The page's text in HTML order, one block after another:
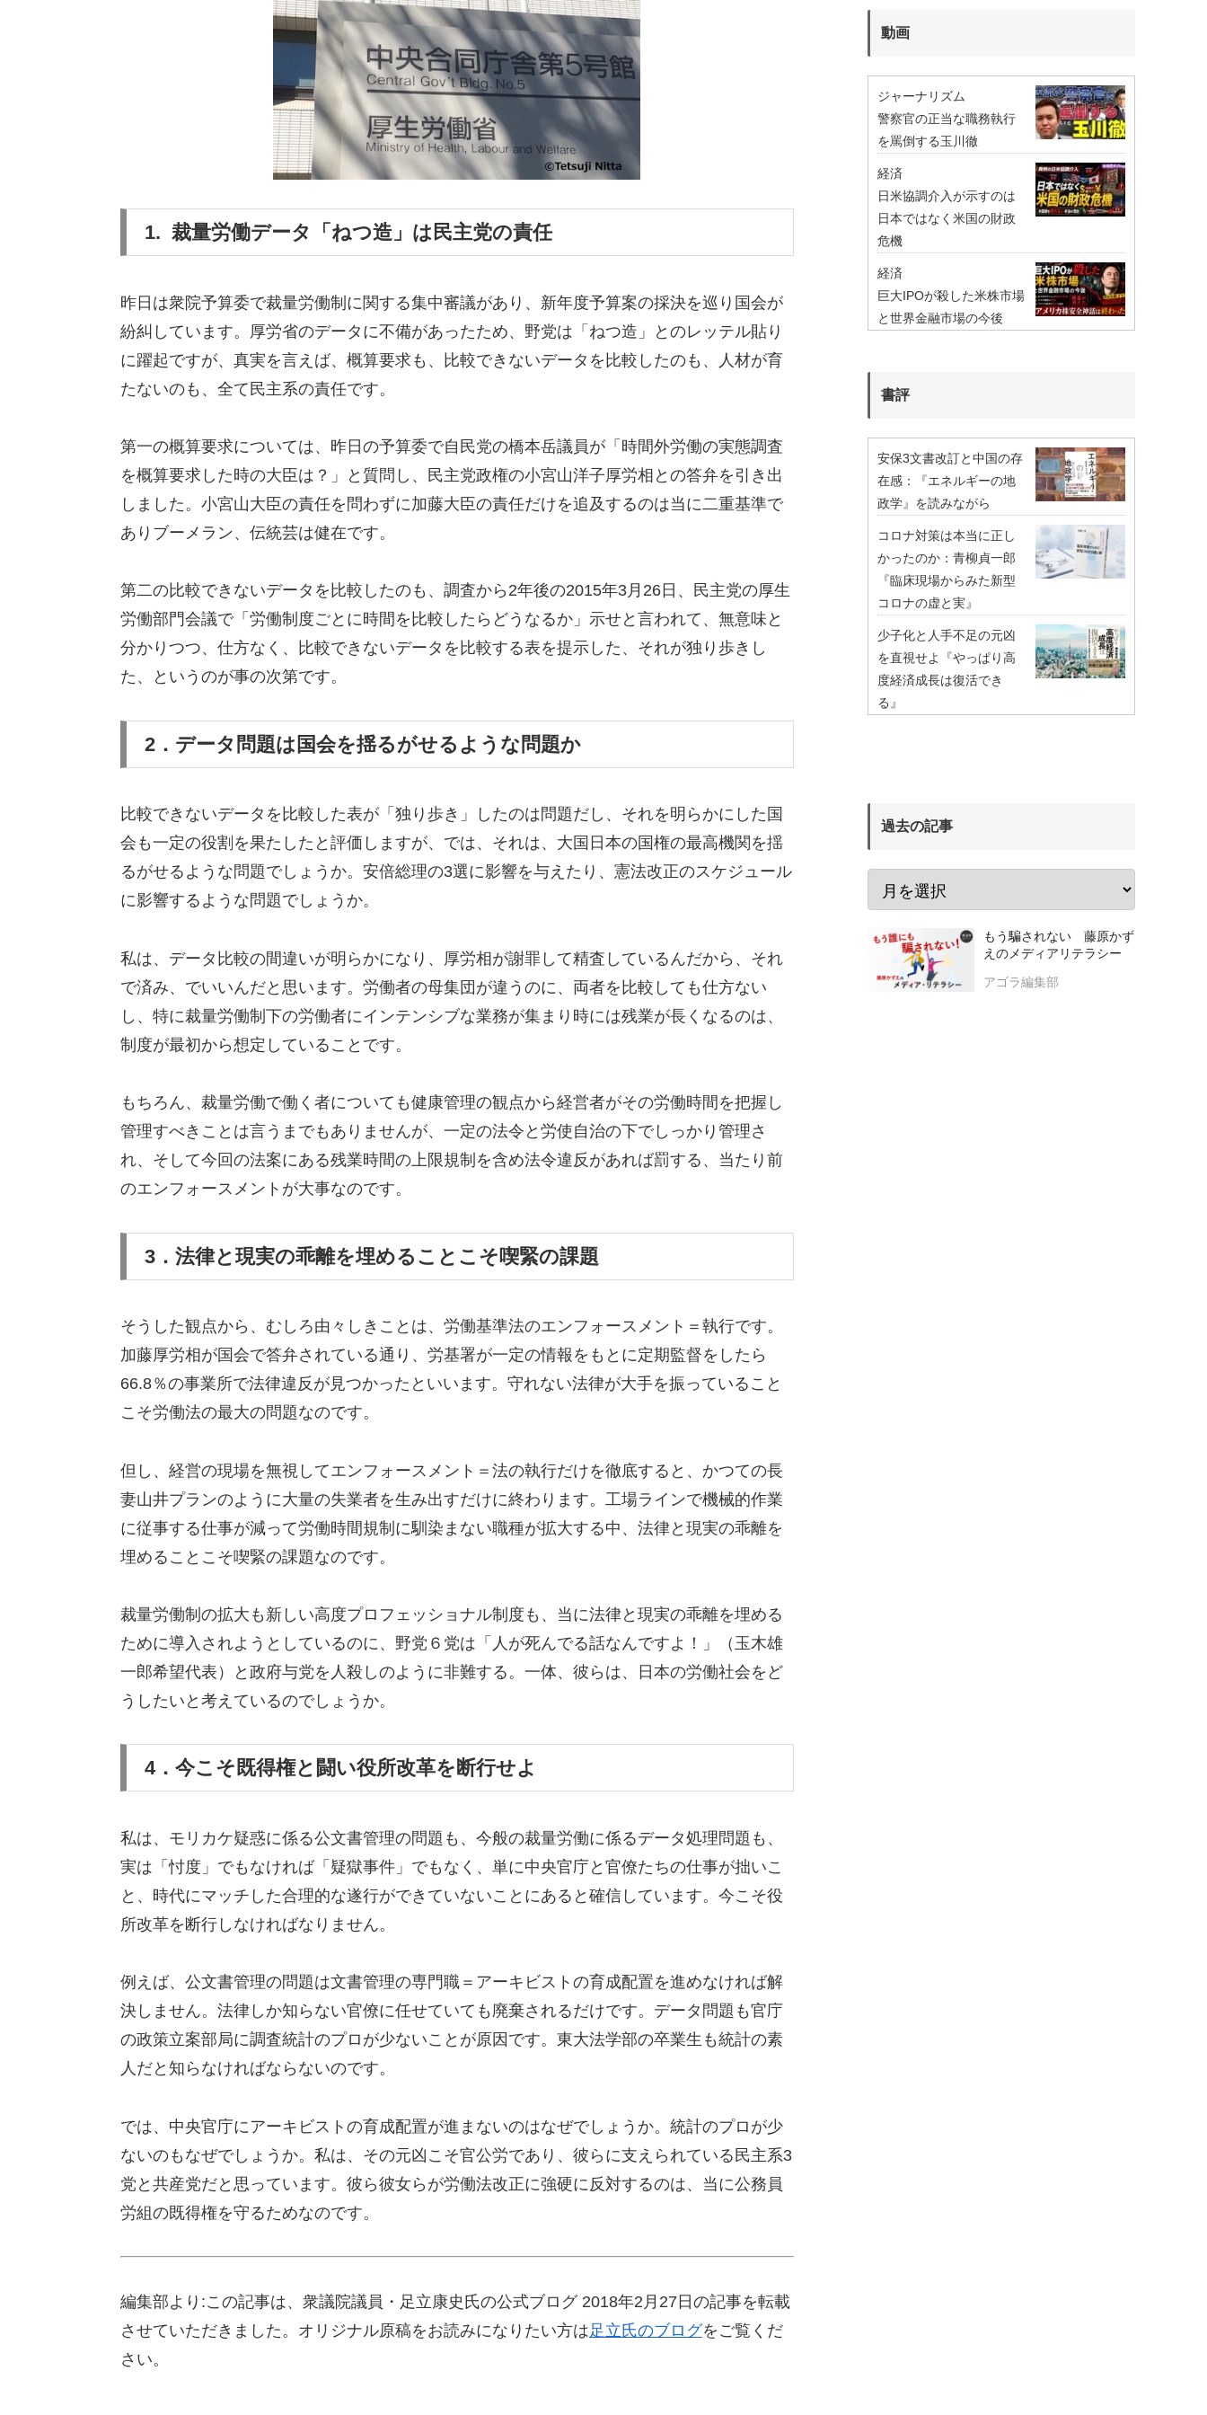
1. 裁量労働データ「ねつ造」は民主党の責任
昨日は衆院予算委で裁量労働制に関する集中審議があり、新年度予算案の採決を巡り国会が
紛糾しています。厚労省のデータに不備があったため、野党は「ねつ造」とのレッテル貼り
に躍起ですが、真実を言えば、概算要求も、比較できないデータを比較したのも、人材が育
たないのも、全て民主系の責任です。
第一の概算要求については、昨日の予算委で自民党の橋本岳議員が「時間外労働の実態調査
を概算要求した時の大臣は？」と質問し、民主党政権の小宮山洋子厚労相との答弁を引き出
しました。小宮山大臣の責任を問わずに加藤大臣の責任だけを追及するのは当に二重基準で
ありブーメラン、伝統芸は健在です。
第二の比較できないデータを比較したのも、調査から2年後の2015年3月26日、民主党の厚生
労働部門会議で「労働制度ごとに時間を比較したらどうなるか」示せと言われて、無意味と
分かりつつ、仕方なく、比較できないデータを比較する表を提示した、それが独り歩きし
た、というのが事の次第です。
2．データ問題は国会を揺るがせるような問題か
比較できないデータを比較した表が「独り歩き」したのは問題だし、それを明らかにした国
会も一定の役割を果たしたと評価しますが、では、それは、大国日本の国権の最高機関を揺
るがせるような問題でしょうか。安倍総理の3選に影響を与えたり、憲法改正のスケジュール
に影響するような問題でしょうか。
私は、データ比較の間違いが明らかになり、厚労相が謝罪して精査しているんだから、それ
で済み、でいいんだと思います。労働者の母集団が違うのに、両者を比較しても仕方ない
し、特に裁量労働制下の労働者にインテンシブな業務が集まり時には残業が長くなるのは、
制度が最初から想定していることです。
もちろん、裁量労働で働く者についても健康管理の観点から経営者がその労働時間を把握し
管理すべきことは言うまでもありませんが、一定の法令と労使自治の下でしっかり管理さ
れ、そして今回の法案にある残業時間の上限規制を含め法令違反があれば罰する、当たり前
のエンフォースメントが大事なのです。
3．法律と現実の乖離を埋めることこそ喫緊の課題
そうした観点から、むしろ由々しきことは、労働基準法のエンフォースメント＝執行です。
加藤厚労相が国会で答弁されている通り、労基署が一定の情報をもとに定期監督をしたら
66.8％の事業所で法律違反が見つかったといいます。守れない法律が大手を振っていること
こそ労働法の最大の問題なのです。
但し、経営の現場を無視してエンフォースメント＝法の執行だけを徹底すると、かつての長
妻山井プランのように大量の失業者を生み出すだけに終わります。工場ラインで機械的作業
に従事する仕事が減って労働時間規制に馴染まない職種が拡大する中、法律と現実の乖離を
埋めることこそ喫緊の課題なのです。
裁量労働制の拡大も新しい高度プロフェッショナル制度も、当に法律と現実の乖離を埋める
ために導入されようとしているのに、野党６党は「人が死んでる話なんですよ！」（玉木雄
一郎希望代表）と政府与党を人殺しのように非難する。一体、彼らは、日本の労働社会をど
うしたいと考えているのでしょうか。
4．今こそ既得権と闘い役所改革を断行せよ
私は、モリカケ疑惑に係る公文書管理の問題も、今般の裁量労働に係るデータ処理問題も、
実は「忖度」でもなければ「疑獄事件」でもなく、単に中央官庁と官僚たちの仕事が拙いこ
と、時代にマッチした合理的な遂行ができていないことにあると確信しています。今こそ役
所改革を断行しなければなりません。
例えば、公文書管理の問題は文書管理の専門職＝アーキビストの育成配置を進めなければ解
決しません。法律しか知らない官僚に任せていても廃棄されるだけです。データ問題も官庁
の政策立案部局に調査統計のプロが少ないことが原因です。東大法学部の卒業生も統計の素
人だと知らなければならないのです。
では、中央官庁にアーキビストの育成配置が進まないのはなぜでしょうか。統計のプロが少
ないのもなぜでしょうか。私は、その元凶こそ官公労であり、彼らに支えられている民主系3
党と共産党だと思っています。彼ら彼女らが労働法改正に強硬に反対するのは、当に公務員
労組の既得権を守るためなのです。
編集部より:この記事は、衆議院議員・足立康史氏の公式ブログ 2018年2月27日の記事を転載
させていただきました。オリジナル原稿をお読みになりたい方は足立氏のブログをご覧くだ
さい。
動画
ジャーナリズム
警察官の正当な職務執行
を罵倒する玉川徹
経済
日米協調介入が示すのは
日本ではなく米国の財政
危機
経済
巨大IPOが殺した米株市場
と世界金融市場の今後
書評
安保3文書改訂と中国の存
在感：『エネルギーの地
政学』を読みながら
コロナ対策は本当に正し
かったのか：青柳貞一郎
『臨床現場からみた新型
コロナの虚と実』
少子化と人手不足の元凶
を直視せよ『やっぱり高
度経済成長は復活でき
る』
過去の記事
もう騙されない 藤原かず
えのメディアリテラシー
アゴラ編集部